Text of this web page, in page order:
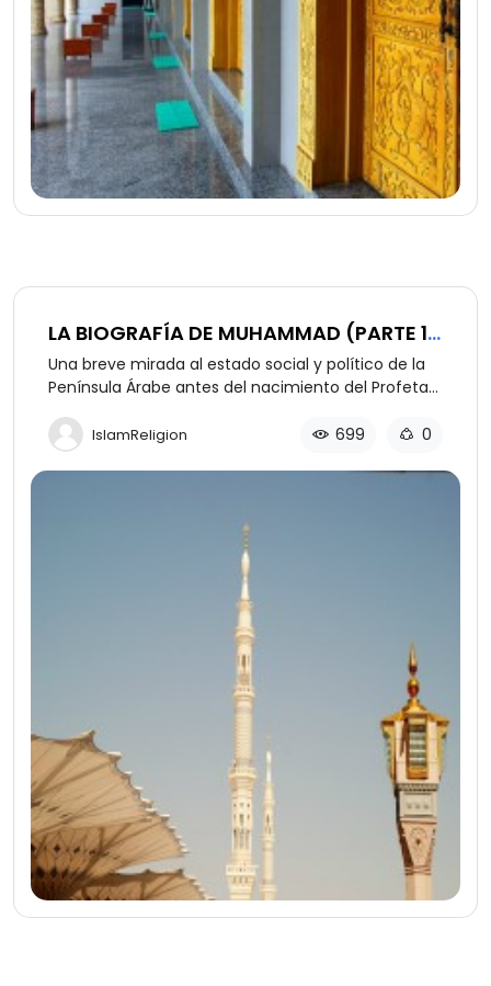
LA BIOGRAFÍA DE MUHAMMAD (PARTE 1
DE 12):
Una breve mirada al estado social y político de la
Península Árabe antes del nacimiento del Profeta
IslamReligion 699 0